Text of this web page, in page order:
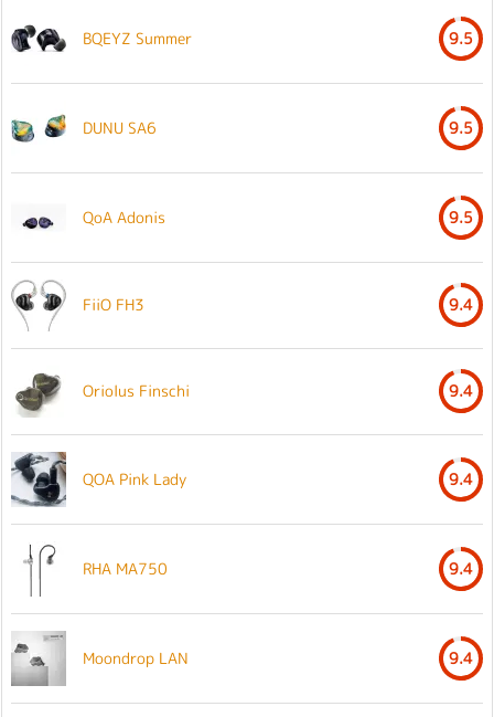
BQEYZ Summer 9.5
DUNU SA6 9.5
QoA Adonis 9.5
FiiO FH3 9.4
Oriolus Finschi 9.4
QOA Pink Lady 9.4
RHA MA750 9.4
Moondrop LAN 9.4